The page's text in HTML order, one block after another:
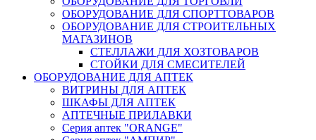
ОБОРУДОВАНИЕ ДЛЯ СПОРТТОВАРОВ
ОБОРУДОВАНИЕ ДЛЯ СТРОИТЕЛЬНЫХ
МАГАЗИНОВ
СТЕЛЛАЖИ ДЛЯ ХОЗТОВАРОВ
СТОЙКИ ДЛЯ СМЕСИТЕЛЕЙ
ОБОРУДОВАНИЕ ДЛЯ АПТЕК
ВИТРИНЫ ДЛЯ АПТЕК
ШКАФЫ ДЛЯ АПТЕК
АПТЕЧНЫЕ ПРИЛАВКИ
Серия аптек "ORANGE"